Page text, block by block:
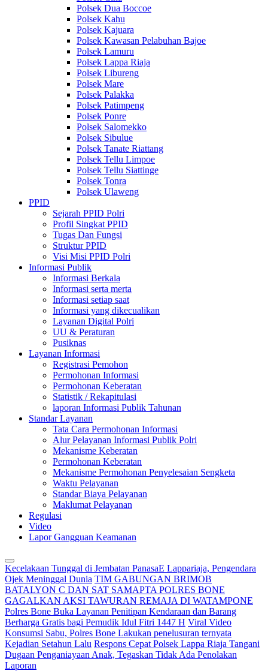
Polsek Dua Boccoe
Polsek Kahu
Polsek Kajuara
Polsek Kawasan Pelabuhan Bajoe
Polsek Lamuru
Polsek Lappa Riaja
Polsek Libureng
Polsek Mare
Polsek Palakka
Polsek Patimpeng
Polsek Ponre
Polsek Salomekko
Polsek Sibulue
Polsek Tanate Riattang
Polsek Tellu Limpoe
Polsek Tellu Siattinge
Polsek Tonra
Polsek Ulaweng
PPID
Sejarah PPID Polri
Profil Singkat PPID
Tugas Dan Fungsi
Struktur PPID
Visi Misi PPID Polri
Informasi Publik
Informasi Berkala
Informasi serta merta
Informasi setiap saat
Informasi yang dikecualikan
Layanan Digital Polri
UU & Peraturan
Pusiknas
Layanan Informasi
Registrasi Pemohon
Permohonan Informasi
Permohonan Keberatan
Statistik / Rekapitulasi
laporan Informasi Publik Tahunan
Standar Layanan
Tata Cara Permohonan Informasi
Alur Pelayanan Informasi Publik Polri
Mekanisme Keberatan
Permohonan Keberatan
Mekanisme Permohonan Penyelesaian Sengketa
Waktu Pelayanan
Standar Biaya Pelayanan
Maklumat Pelayanan
Regulasi
Video
Lapor Gangguan Keamanan
Kecelakaan Tunggal di Jembatan PanasaE Lappariaja, Pengendara
Ojek Meninggal Dunia TIM GABUNGAN BRIMOB
BATALYON C DAN SAT SAMAPTA POLRES BONE
GAGALKAN AKSI TAWURAN REMAJA DI WATAMPONE
Polres Bone Buka Layanan Penitipan Kendaraan dan Barang
Berharga Gratis bagi Pemudik Idul Fitri 1447 H Viral Video
Konsumsi Sabu, Polres Bone Lakukan penelusuran ternyata
Kejadian Setahun Lalu Respons Cepat Polsek Lappa Riaja Tangani
Dugaan Penganiayaan Anak, Tegaskan Tidak Ada Penolakan
Laporan